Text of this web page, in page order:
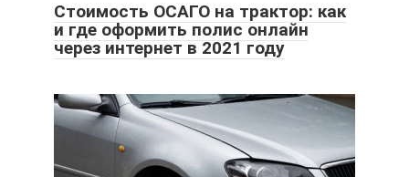
Стоимость ОСАГО на трактор: как
и где оформить полис онлайн
через интернет в 2021 году